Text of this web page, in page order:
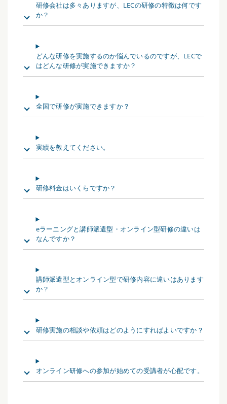
研修会社は多々ありますが、LECの研修の特徴は何です
か？
どんな研修を実施するのか悩んでいるのですが、LECで
はどんな研修が実施できますか？
全国で研修が実施できますか？
実績を教えてください。
研修料金はいくらですか？
eラーニングと講師派遣型・オンライン型研修の違いは
なんですか？
講師派遣型とオンライン型で研修内容に違いはあります
か？
研修実施の相談や依頼はどのようにすればよいですか？
オンライン研修への参加が始めての受講者が心配です。